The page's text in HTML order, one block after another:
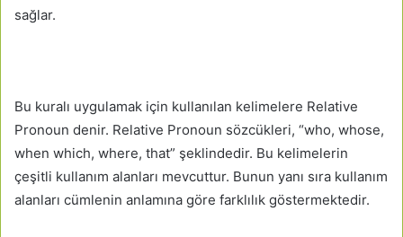
sağlar.
Bu kuralı uygulamak için kullanılan kelimelere Relative
Pronoun denir. Relative Pronoun sözcükleri, “who, whose,
when which, where, that” şeklindedir. Bu kelimelerin
çeşitli kullanım alanları mevcuttur. Bunun yanı sıra kullanım
alanları cümlenin anlamına göre farklılık göstermektedir.